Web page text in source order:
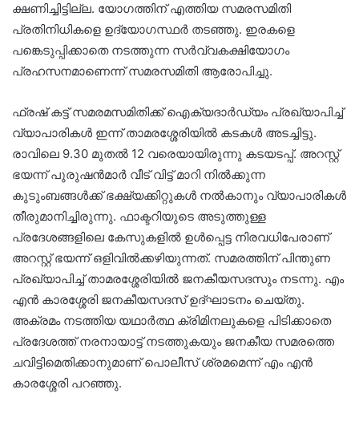
ക്ഷണിച്ചിട്ടില്ല. യോഗത്തിന് എത്തിയ സമരസമിതി
പ്രതിനിധികളെ ഉദ്യോഗസ്ഥർ തടഞ്ഞു. ഇരകളെ
പങ്കെടുപ്പിക്കാതെ നടത്തുന്ന സർവ്വകക്ഷിയോഗം
പ്രഹസനമാണെന്ന് സമരസമിതി ആരോപിച്ചു.
ഫ്രഷ് കട്ട് സമരമസമിതിക്ക് ഐക്യദാര്‍ഡ്യം പ്രഖ്യാപിച്ച്
വ്യാപാരികള്‍ ഇന്ന് താമരശ്ശേരിയില്‍ കടകള്‍ അടച്ചിട്ടു.
രാവിലെ 9.30 മുതല്‍ 12 വരെയായിരുന്നു കടയടപ്പ്. അറസ്റ്റ്
ഭയന്ന് പുരുഷന്‍മാര്‍ വീട് വിട്ട് മാറി നില്‍ക്കുന്ന
കുടുംബങ്ങള്‍ക്ക് ഭക്ഷ്യക്കിറ്റുകള്‍ നല്‍കാനും വ്യാപാരികള്‍
തീരുമാനിച്ചിരുന്നു. ഫാക്ടറിയുടെ അടുത്തുള്ള
പ്രദേശങ്ങളിലെ കേസുകളില്‍ ഉള്‍പ്പെട്ട നിരവധിപേരാണ്
അറസ്റ്റ് ഭയന്ന് ഒളിവില്‍ക്കഴിയുന്നത്. സമരത്തിന് പിന്തുണ
പ്രഖ്യാപിച്ച് താമരശ്ശേരിയില്‍ ജനകീയസദസും നടന്നു. എം
എന്‍ കാരശ്ശേരി ജനകീയസദസ് ഉദ്ഘാടനം ചെയ്തു.
അക്രമം നടത്തിയ യഥാര്‍ത്ഥ ക്രിമിനലുകളെ പിടിക്കാതെ
പ്രദേശത്ത് നരനായാട്ട് നടത്തുകയും ജനകീയ സമരത്തെ
ചവിട്ടിമെതിക്കാനുമാണ് പൊലീസ് ശ്രമമെന്ന് എം എന്‍
കാരശ്ശേരി പറഞ്ഞു.